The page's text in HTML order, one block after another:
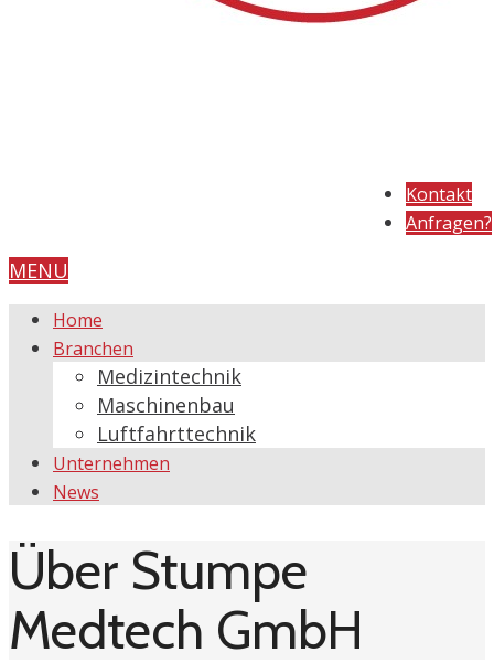
Kontakt
Anfragen?
MENU
Home
Branchen
Medizintechnik
Maschinenbau
Luftfahrttechnik
Unternehmen
News
Über Stumpe
Medtech GmbH